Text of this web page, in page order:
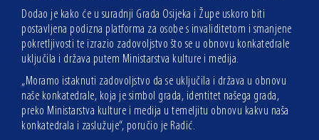
Dodao je kako će u suradnji Grada Osijeka i Župe uskoro biti
postavljena podizna platforma za osobe s invaliditetom i smanjene
pokretljivosti te izrazio zadovoljstvo što se u obnovu konkatedrale
uključila i država putem Ministarstva kulture i medija.
„Moramo istaknuti zadovoljstvo da se uključila i država u obnovu
naše konkatedrale, koja je simbol grada, identitet našega grada,
preko Ministarstva kulture i medija u temeljitu obnovu kakvu naša
konkatedrala i zaslužuje“, poručio je Radić.